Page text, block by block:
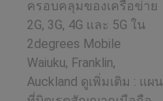
ครอบคลุมของเครือข่าย
2G, 3G, 4G และ 5G ใน
2degrees Mobile
Waiuku, Franklin,
Auckland ดูเพิ่มเติม : แผน